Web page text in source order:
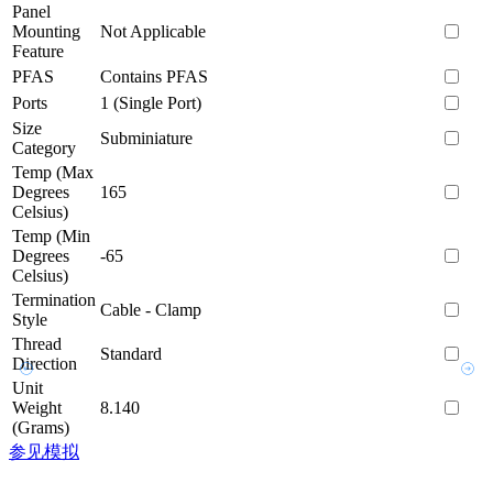
Panel
Mounting
Feature
Not Applicable
PFAS
Contains PFAS
Ports
1 (Single Port)
Size
Category
Subminiature
Temp (Max
Degrees
Celsius)
165
Temp (Min
Degrees
Celsius)
-65
Termination
Style
Cable - Clamp
Thread
Direction
Standard
Unit
Weight
(Grams)
8.140
参见模拟